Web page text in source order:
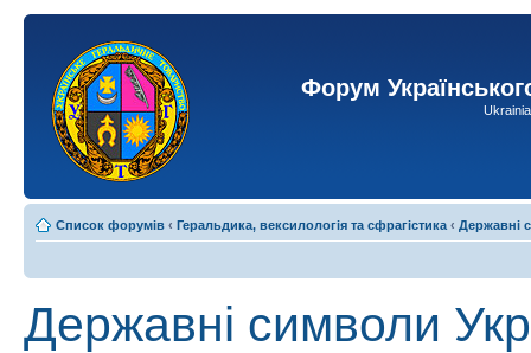
Форум
Список форумів ‹ Геральдика, вексилологія та сфрагістика ‹ Державні
Державні символи